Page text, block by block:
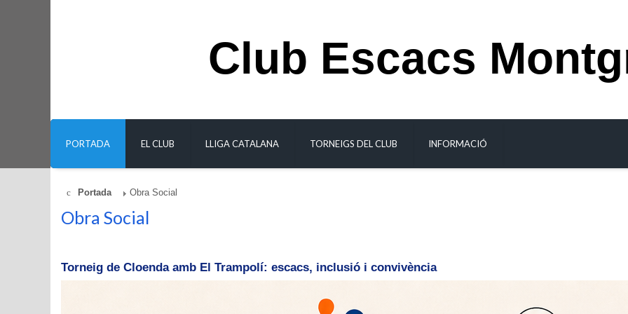
PORTADA EL CLUB LLIGA CATALANA TORNEIGS DEL CLUB INFORMACIÓ
Club Escacs
Portada Obra Social
Obra Social
Torneig de Cloenda amb El Trampolí: escacs, inclusió i convivència